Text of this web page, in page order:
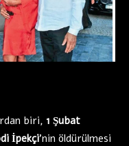
biri, 1 Şubat
İpekçi’nin öldürülmesi